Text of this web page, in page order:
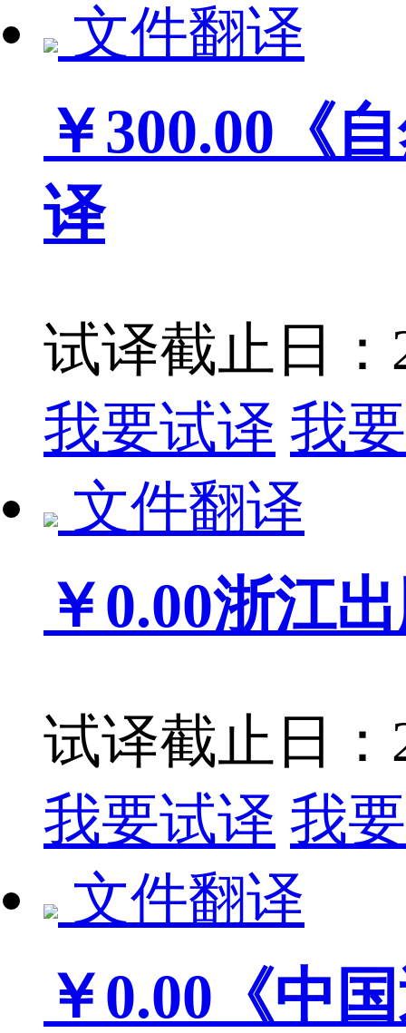
文件翻译
￥300.00 《
译
试译截止日：
我要试译 我
文件翻译
￥0.00浙江
试译截止日：
我要试译 我
文件翻译
￥0.00 《中